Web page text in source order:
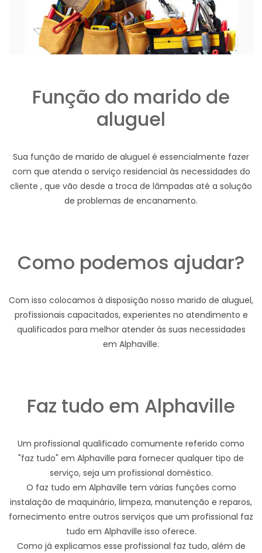
Função do marido de
aluguel
Sua função de marido de aluguel é essencialmente fazer
com que atenda o serviço residencial às necessidades do
cliente , que vão desde a troca de lâmpadas até a solução
de problemas de encanamento.
Como podemos ajudar?
Com isso colocamos à disposição nosso marido de aluguel,
profissionais capacitados, experientes no atendimento e
qualificados para melhor atender às suas necessidades
em Alphaville.
Faz tudo em Alphaville
Um profissional qualificado comumente referido como
"faz tudo" em Alphaville para fornecer qualquer tipo de
serviço, seja um profissional doméstico.
O faz tudo em Alphaville tem várias funções como
instalação de maquinário, limpeza, manutenção e reparos,
fornecimento entre outros serviços que um profissional faz
tudo em Alphaville isso oferece.
Como já explicamos esse profissional faz tudo, além de